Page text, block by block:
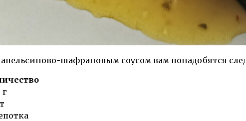
шафрановым соусом вам понадобятся
г